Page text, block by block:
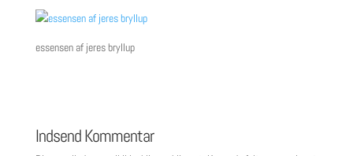
essensen af jeres bryllup
Indsend Kommentar